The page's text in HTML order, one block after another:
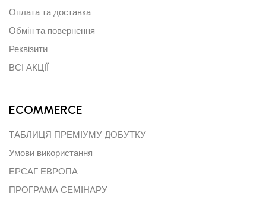
Оплата та доставка
Обмін та повернення
Реквізити
ВСІ АКЦІЇ
ECOMMERCE
ТАБЛИЦЯ ПРЕМІУМУ ДОБУТКУ
Умови використання
ЕРСАГ ЕВРОПА
ПРОГРАМА СЕМІНАРУ